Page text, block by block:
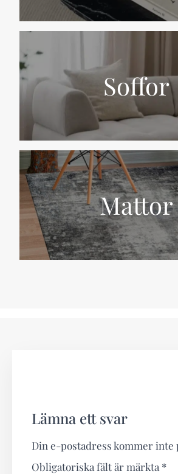
Soffor
Mattor
Lämna ett svar
Din e-postadress kommer inte
Obligatoriska fält är märkta *